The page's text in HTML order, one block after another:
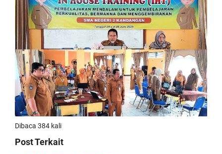
Dibaca 384 kali
Post Terkait